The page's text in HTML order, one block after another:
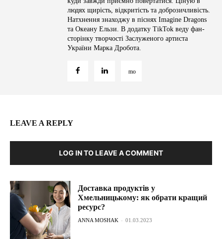
людях щирість, відкритість та доброзичливість.
Натхнення знаходжу в піснях Imagine Dragons
та Океану Ельзи. В додатку TikTok веду фан-
сторінку творчості Заслуженого артиста
України Марка Дробота.
LEAVE A REPLY
LOG IN TO LEAVE A COMMENT
Доставка продуктів у
Хмельницькому: як обрати кращий
ресурс?
ANNA MOSHAK - 01.03.2023